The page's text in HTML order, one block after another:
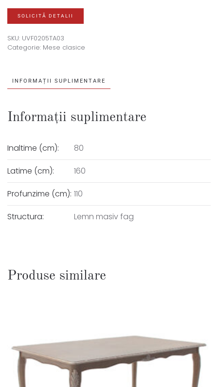
SOLICITĂ DETALII
SKU: UVF0205TA03
Categorie: Mese clasice
INFORMAȚII SUPLIMENTARE
Informații suplimentare
Inaltime (cm): 80
Latime (cm): 160
Profunzime (cm): 110
Structura: Lemn masiv fag
Produse similare